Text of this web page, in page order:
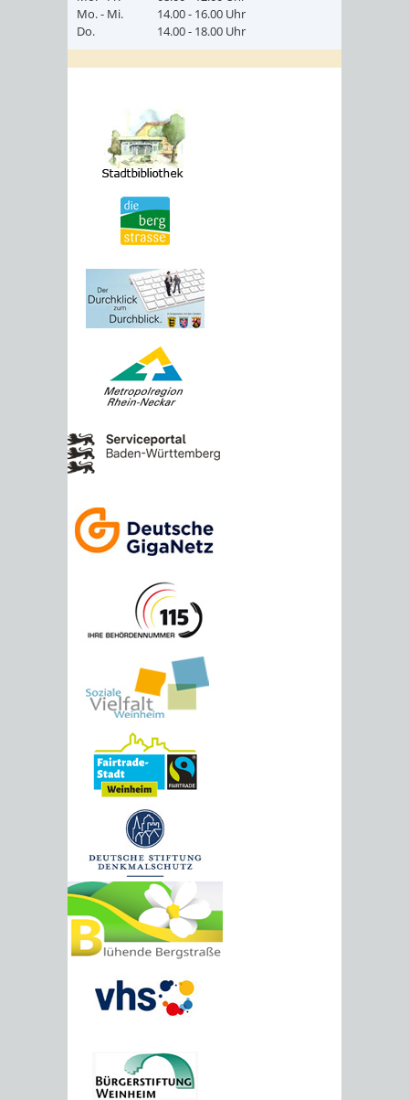
Mo. - Mi.
14.00 - 16.00 Uhr
Do.
14.00 - 18.00 Uhr